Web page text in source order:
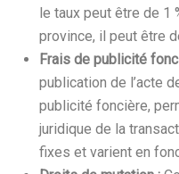
le taux peut être de 1
province, il peut être
Frais de publicité
publication de l’acte
publicité foncière,
juridique de la
fixes et varient en